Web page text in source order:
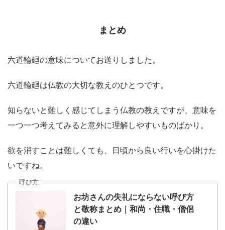
まとめ
六道輪廻の意味についてお送りしました。
六道輪廻は仏教の大切な教えのひとつです。
知らないと難しく感じてしまう仏教の教えですが、意味を
一つ一つ考えてみると意外に理解しやすいものばかり。
欲を消すことは難しくても、日頃から良い行いを心掛けた
いですね。
呼び方
お坊さんの失礼にならない呼び方
と敬称まとめ｜和尚・住職・僧侶
の違い